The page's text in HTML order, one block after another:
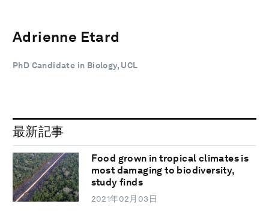
Adrienne Etard
PhD Candidate in Biology, UCL
最新記事
Food grown in tropical climates is
most damaging to biodiversity,
study finds
2021年02月03日